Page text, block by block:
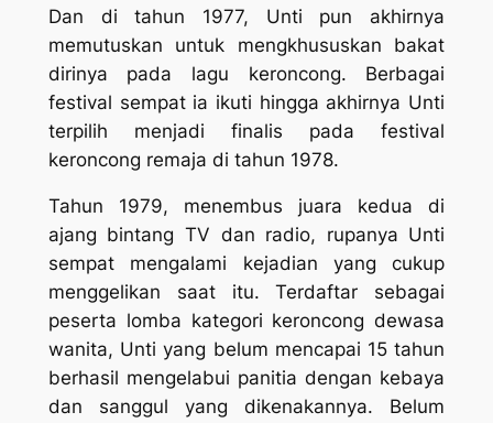
Dan di tahun 1977, Unti pun akhirnya
memutuskan untuk mengkhususkan bakat
dirinya pada lagu keroncong. Berbagai
festival sempat ia ikuti hingga akhirnya Unti
terpilih menjadi finalis pada festival
keroncong remaja di tahun 1978.
Tahun 1979, menembus juara kedua di
ajang bintang TV dan radio, rupanya Unti
sempat mengalami kejadian yang cukup
menggelikan saat itu. Terdaftar sebagai
peserta lomba kategori keroncong dewasa
wanita, Unti yang belum mencapai 15 tahun
berhasil mengelabui panitia dengan kebaya
dan sanggul yang dikenakannya. Belum